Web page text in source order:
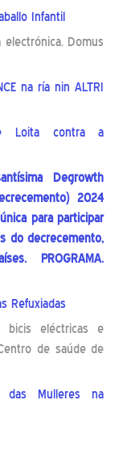
Infantil
electrónica. Domus
na ría nin ALTRI
Loita contra a
Degrowth
2024
para participar
do decrecemento,
PROGRAMA.
Refuxiadas
bicis eléctricas e
de saúde de
das Mulleres na